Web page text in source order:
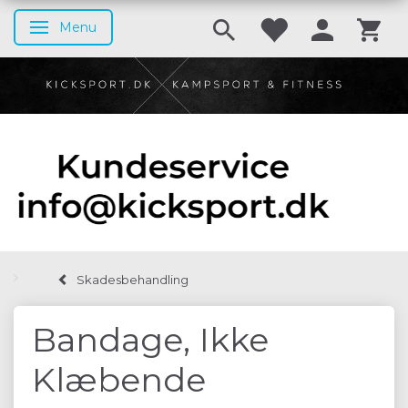
Skifte navigation
Menu
Skadesbehandling
Bandage, Ikke
Klæbende